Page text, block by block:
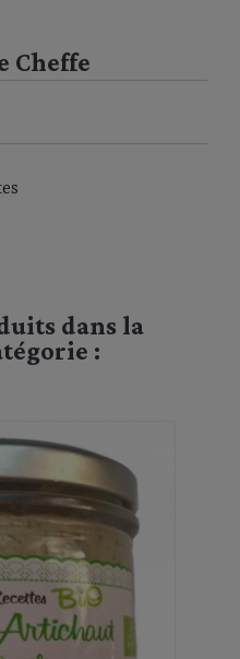
Cheffe
dans la
: